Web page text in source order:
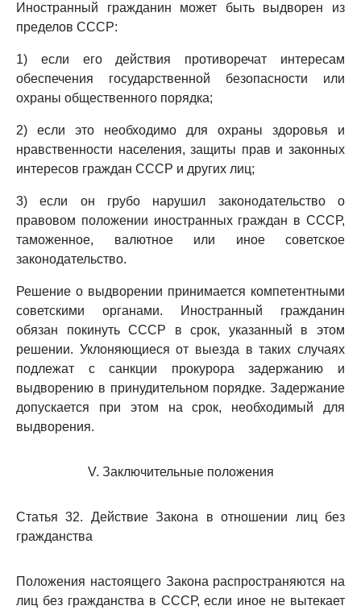
Иностранный гражданин может быть выдворен из
пределов СССР:
1) если его действия противоречат интересам
обеспечения государственной безопасности или
охраны общественного порядка;
2) если это необходимо для охраны здоровья и
нравственности населения, защиты прав и законных
интересов граждан СССР и других лиц;
3) если он грубо нарушил законодательство о
правовом положении иностранных граждан в СССР,
таможенное, валютное или иное советское
законодательство.
Решение о выдворении принимается компетентными
советскими органами. Иностранный гражданин
обязан покинуть СССР в срок, указанный в этом
решении. Уклоняющиеся от выезда в таких случаях
подлежат с санкции прокурора задержанию и
выдворению в принудительном порядке. Задержание
допускается при этом на срок, необходимый для
выдворения.
V. Заключительные положения
Статья 32. Действие Закона в отношении лиц без
гражданства
Положения настоящего Закона распространяются на
лиц без гражданства в СССР, если иное не вытекает